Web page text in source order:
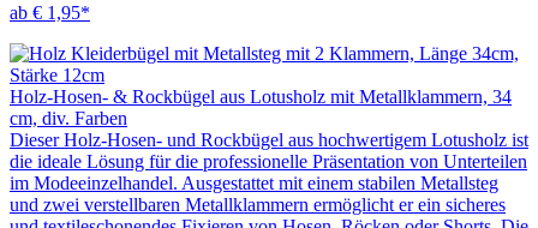
ab € 1,95*
Holz-Hosen- & Rockbügel aus Lotusholz mit Metallklammern, 34
cm, div. Farben
Dieser Holz-Hosen- und Rockbügel aus hochwertigem Lotusholz ist
die ideale Lösung für die professionelle Präsentation von Unterteilen
im Modeeinzelhandel. Ausgestattet mit einem stabilen Metallsteg
und zwei verstellbaren Metallklammern ermöglicht er ein sicheres